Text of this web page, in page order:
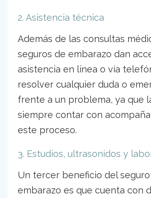
2. Asistencia técnica
Además de las consultas
seguros de embarazo dan
asistencia en línea o vía
resolver cualquier duda o
frente a un problema, ya que
siempre contar con
este proceso.
3. Estudios, ultrasonidos y
Un tercer beneficio del
embarazo es que cuenta con